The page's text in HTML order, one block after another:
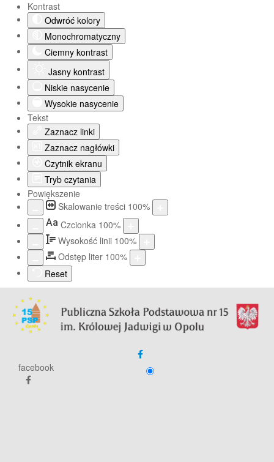
Kontrast
Odwróć kolory
Monochromatyczny
Ciemny kontrast
Jasny kontrast
Niskie nasycenie
Wysokie nasycenie
Tekst
Zaznacz linki
Zaznacz nagłówki
Czytnik ekranu
Tryb czytania
Powiększenie
Skalowanie treści 100%
Aa Czcionka 100%
Wysokość linii 100%
Odstęp liter 100%
Reset
facebook